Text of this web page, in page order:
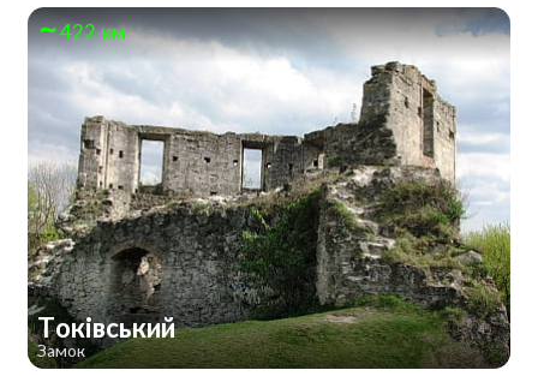
422 км
Токівський
Замок